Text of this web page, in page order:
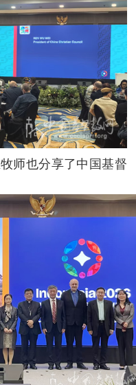
师也分享了中国基督